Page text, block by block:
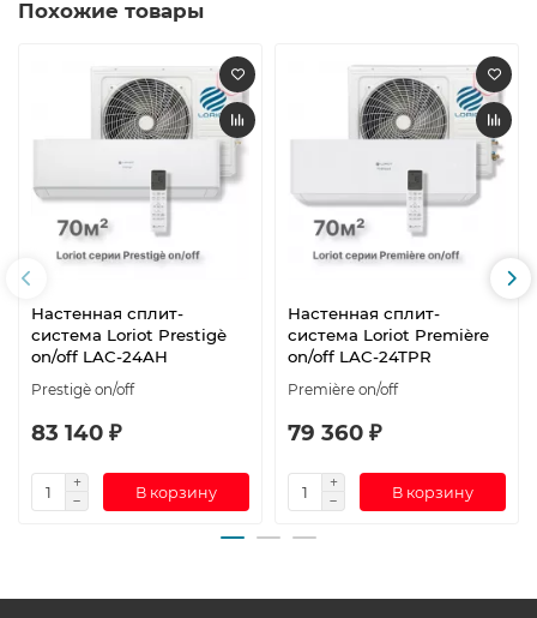
Похожие товары
Настенная сплит-
система Loriot Prestigè
on/off LAC-24AH
Prestigè on/off
83 140 ₽
В корзину
Настенная сплит-
система Loriot Première
on/off LAC-24TPR
Première on/off
79 360 ₽
В корзину